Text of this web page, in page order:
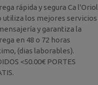
rápida y segura Ca l'Oriol
utiliza los mejores servicios
y garantiza la
en 48 o 72 horas
(dias laborables).
<50.00€ PORTES